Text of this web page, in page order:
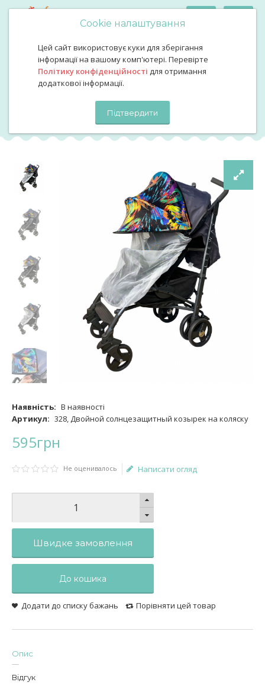
Cookie налаштування
Цей сайт використовує куки для зберігання
інформації на вашому комп'ютері. Перевірте
Політику конфіденційності для отримання
додаткової інформації.
Підтвердити
Подвійний сонцезахисний козирьок на коляску з білою
фарбою москіткою
Подвійний сонцезахисний
козирьок на коляску з білою
фарбою москіткою
Наявність: В наявності
Артикул: 328, Двойной солнцезащитный козырек на коляску
595грн
Не оценивалось Написати огляд
Швидке замовлення
До кошика
Додати до списку бажань Порівняти цей товар
Опис
Відгук